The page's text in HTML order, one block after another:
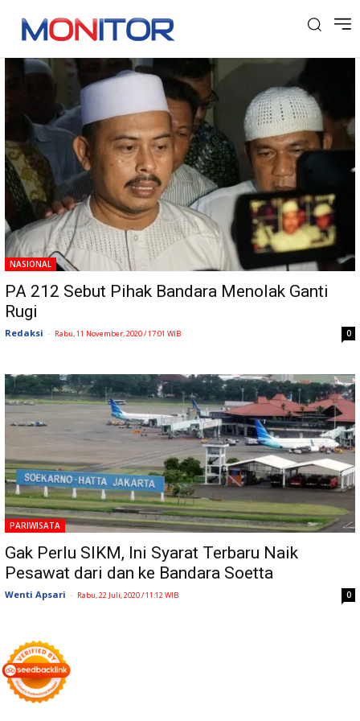
Tag: Bandara Soetta
NASIONAL
PA 212 Sebut Pihak Bandara Menolak Ganti
Rugi
Redaksi - Rabu, 11 November, 2020 / 17:01 WIB 0
PARIWISATA
Gak Perlu SIKM, Ini Syarat Terbaru Naik
Pesawat dari dan ke Bandara Soetta
Wenti Apsari - Rabu, 22 Juli, 2020 / 11:12 WIB 0